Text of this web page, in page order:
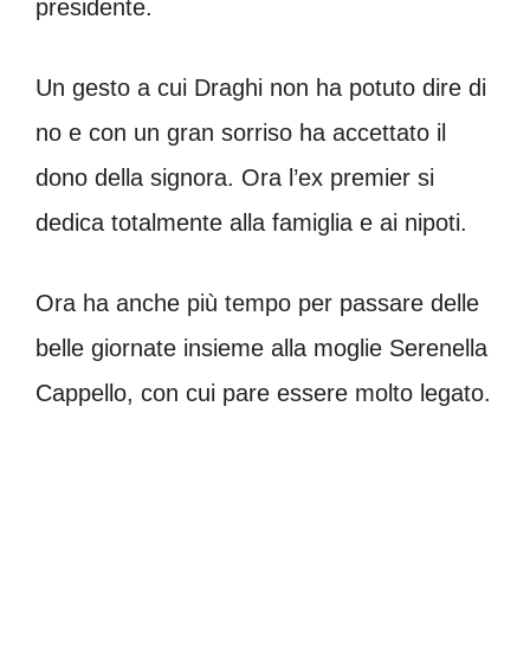
presidente.
Un gesto a cui Draghi non ha potuto dire di
no e con un gran sorriso ha accettato il
dono della signora. Ora l’ex premier si
dedica totalmente alla famiglia e ai nipoti.
Ora ha anche più tempo per passare delle
belle giornate insieme alla moglie Serenella
Cappello, con cui pare essere molto legato.